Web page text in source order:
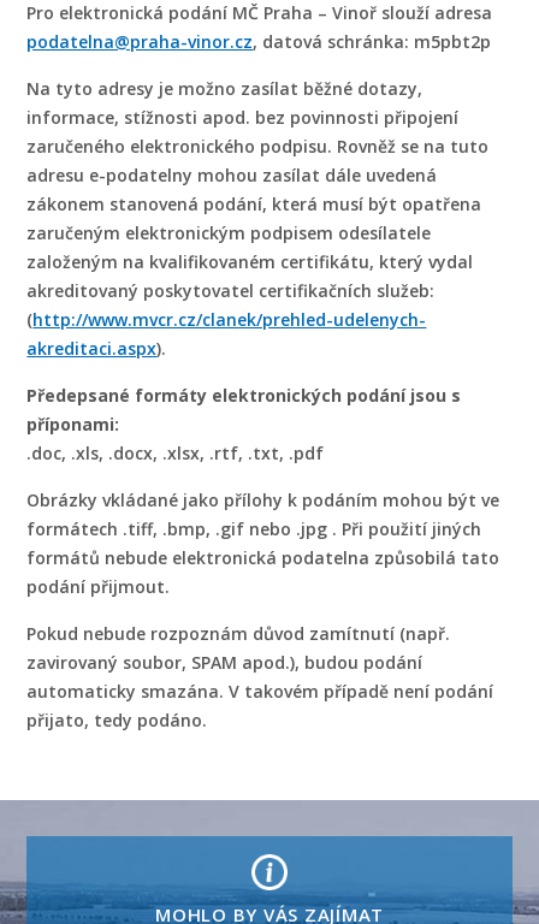
Pro elektronická podání MČ Praha – Vinoř slouží adresa
podatelna@praha-vinor.cz, datová schránka: m5pbt2p
Na tyto adresy je možno zasílat běžné dotazy,
informace, stížnosti apod. bez povinnosti připojení
zaručeného elektronického podpisu. Rovněž se na tuto
adresu e-podatelny mohou zasílat dále uvedená
zákonem stanovená podání, která musí být opatřena
zaručeným elektronickým podpisem odesílatele
založeným na kvalifikovaném certifikátu, který vydal
akreditovaný poskytovatel certifikačních služeb:
(http://www.mvcr.cz/clanek/prehled-udelenych-
akreditaci.aspx).
Předepsané formáty elektronických podání jsou s
příponami:
.doc, .xls, .docx, .xlsx, .rtf, .txt, .pdf
Obrázky vkládané jako přílohy k podáním mohou být ve
formátech .tiff, .bmp, .gif nebo .jpg . Při použití jiných
formátů nebude elektronická podatelna způsobilá tato
podání přijmout.
Pokud nebude rozpoznám důvod zamítnutí (např.
zavirovaný soubor, SPAM apod.), budou podání
automaticky smazána. V takovém případě není podání
přijato, tedy podáno.
MOHLO BY VÁS ZAJÍMAT